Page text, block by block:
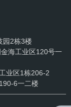
园2栋3楼
海工业区120号一
业区1栋206-2
6一二楼